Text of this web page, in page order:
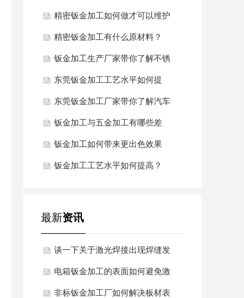
的质量
精密钣金加工如何做才可以维护
表面不被氧化浸蚀？
精密钣金加工有什么原材料？
钣金加工生产厂家带你了解不锈
钢钣金加工的材料
东莞钣金加工工艺水平如何提
高？
东莞钣金加工厂家带你了解汽车
钣金的材质规定
钣金加工与五金加工有哪些差
别？
钣金加工如何带来更出色效果
钣金加工工艺水平如何提高？
最新资讯
谈一下关于激光焊接出现焊缝发
黄发黑如何解决？
电箱钣金加工的表面如何避免激
光烧痕？
非标钣金加工厂如何解决板材表